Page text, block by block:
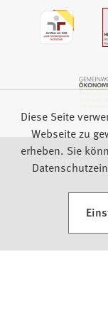
Impressum
Diese Seite
Webseite zu
erheben. Sie
(Öffnet in einem